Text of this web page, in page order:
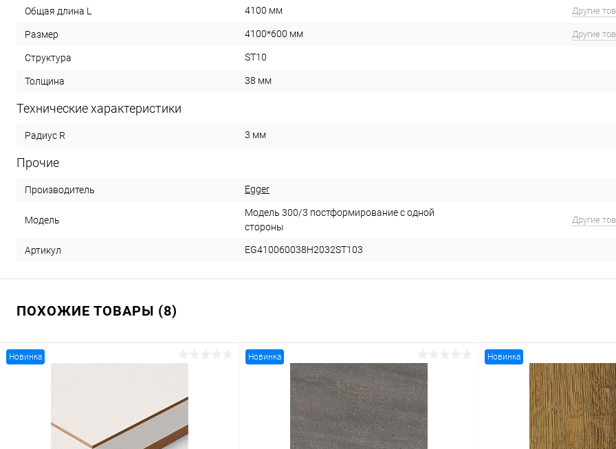
Общая длина L 4100 мм Другие
Размер 4100*600 мм Другие
Структура ST10
Толщина 38 мм
Технические характеристики
Радиус R 3 мм
Прочие
Производитель Egger
Модель
Модель 300/3 постформирование с одной
стороны
Другие
Артикул EG410060038H2032ST103
ПОХОЖИЕ ТОВАРЫ (8)
Новинка Новинка Новинка